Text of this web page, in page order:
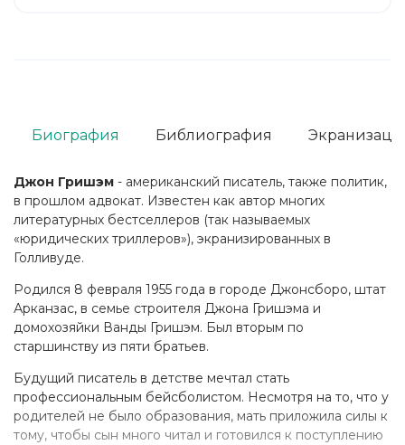
Джон Гришэм - американский писатель, также политик,
в прошлом адвокат. Известен как автор многих
литературных бестселлеров (так называемых
«юридических триллеров»), экранизированных в
Голливуде.
Родился 8 февраля 1955 года в городе Джонсборо, штат
Арканзас, в семье строителя Джона Гришэма и
домохозяйки Ванды Гришэм. Был вторым по
старшинству из пяти братьев.
Будущий писатель в детстве мечтал стать
профессиональным бейсболистом. Несмотря на то, что у
родителей не было образования, мать приложила силы к
тому, чтобы сын много читал и готовился к поступлению
Биография Библиография